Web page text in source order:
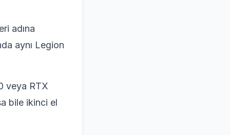
adına
aynı Legion
veya RTX
bile ikinci el